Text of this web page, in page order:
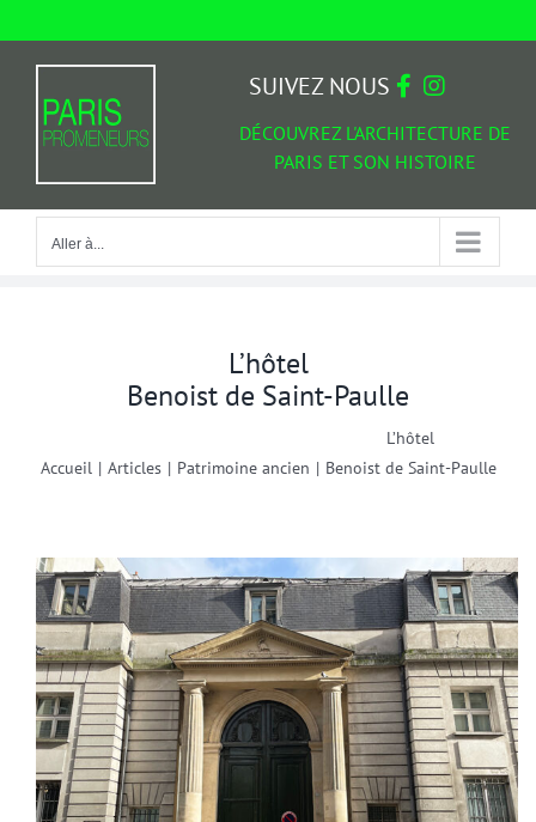
Aller à...
DÉCOUVREZ L'ARCHITECTURE DE
PARIS ET SON HISTOIRE
SUIVEZ NOUS
Aller à...
L’hôtel
Benoist de Saint-Paulle
Accueil | Articles | Patrimoine ancien |
L’hôtel
Benoist de Saint-Paulle